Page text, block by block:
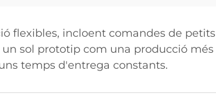
flexibles, incloent comandes de
sol prototip com una producció
temps d'entrega constants.